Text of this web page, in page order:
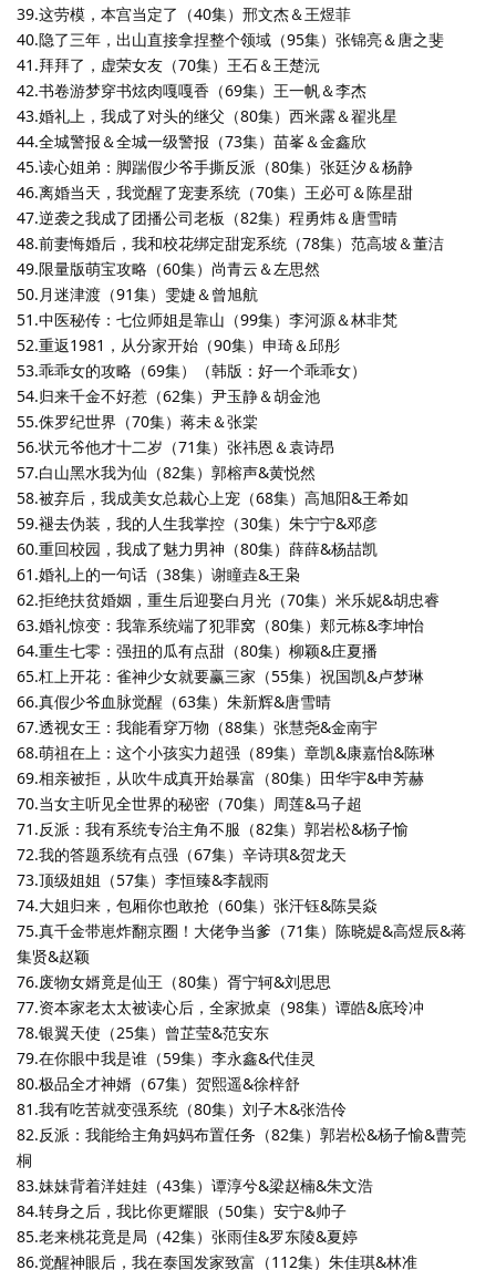
39.这劳模，本宫当定了（40集）邢文杰＆王煜菲
40.隐了三年，出山直接拿捏整个领域（95集）张锦亮＆唐之斐
41.拜拜了，虚荣女友（70集）王石＆王楚沅
42.书卷游梦穿书炫肉嘎嘎香（69集）王一帆＆李杰
43.婚礼上，我成了对头的继父（80集）西米露＆翟兆星
44.全城警报＆全城一级警报（73集）苗峯＆金鑫欣
45.读心姐弟：脚踹假少爷手撕反派（80集）张廷汐＆杨静
46.离婚当天，我觉醒了宠妻系统（70集）王必可＆陈星甜
47.逆袭之我成了团播公司老板（82集）程勇炜＆唐雪晴
48.前妻悔婚后，我和校花绑定甜宠系统（78集）范高坡＆董洁
49.限量版萌宝攻略（60集）尚青云＆左思然
50.月迷津渡（91集）雯婕＆曾旭航
51.中医秘传：七位师姐是靠山（99集）李河源＆林非梵
52.重返1981，从分家开始（90集）申琦＆邱彤
53.乖乖女的攻略（69集）（韩版：好一个乖乖女）
54.归来千金不好惹（62集）尹玉静＆胡金池
55.侏罗纪世界（70集）蒋未＆张棠
56.状元爷他才十二岁（71集）张祎恩＆袁诗昂
57.白山黑水我为仙（82集）郭榕声&黄悦然
58.被弃后，我成美女总裁心上宠（68集）高旭阳&王希如
59.褪去伪装，我的人生我掌控（30集）朱宁宁&邓彦
60.重回校园，我成了魅力男神（80集）薛薛&杨喆凯
61.婚礼上的一句话（38集）谢瞳垚&王枭
62.拒绝扶贫婚姻，重生后迎娶白月光（70集）米乐妮&胡忠睿
63.婚礼惊变：我靠系统端了犯罪窝（80集）郏元栋&李坤怡
64.重生七零：强扭的瓜有点甜（80集）柳颖&庄夏播
65.杠上开花：雀神少女就要赢三家（55集）祝国凯&卢梦琳
66.真假少爷血脉觉醒（63集）朱新辉&唐雪晴
67.透视女王：我能看穿万物（88集）张慧尧&金南宇
68.萌祖在上：这个小孩实力超强（89集）章凯&康嘉怡&陈琳
69.相亲被拒，从吹牛成真开始暴富（80集）田华宇&申芳赫
70.当女主听见全世界的秘密（70集）周莲&马子超
71.反派：我有系统专治主角不服（82集）郭岩松&杨子愉
72.我的答题系统有点强（67集）辛诗琪&贺龙天
73.顶级姐姐（57集）李恒臻&李靓雨
74.大姐归来，包厢你也敢抢（60集）张汗钰&陈昊焱
75.真千金带崽炸翻京圈！大佬争当爹（71集）陈晓媞&高煜辰&蒋
集贤&赵颖
76.废物女婿竟是仙王（80集）胥宁轲&刘思思
77.资本家老太太被读心后，全家掀桌（98集）谭皓&底玲冲
78.银翼天使（25集）曾芷莹&范安东
79.在你眼中我是谁（59集）李永鑫&代佳灵
80.极品全才神婿（67集）贺熙遥&徐梓舒
81.我有吃苦就变强系统（80集）刘子木&张浩伶
82.反派：我能给主角妈妈布置任务（82集）郭岩松&杨子愉&曹莞
桐
83.妹妹背着洋娃娃（43集）谭淳兮&梁赵楠&朱文浩
84.转身之后，我比你更耀眼（50集）安宁&帅子
85.老来桃花竟是局（42集）张雨佳&罗东陵&夏婷
86.觉醒神眼后，我在泰国发家致富（112集）朱佳琪&林准